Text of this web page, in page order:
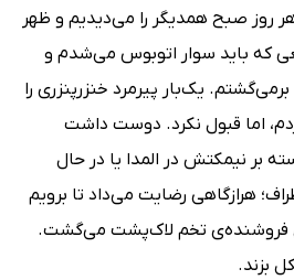
روز صبح همدیگر را می‌دیدیم و ظهر
که باید سوار اتوبوس می‌شدم و
برمی‌گشتم. یک‌بار پیرمرد خنزرپنزری را
اما قبول نکرد. دوست داشت
بر نیمکتش در المدا یا در حال
هرازگاهی رضایت می‌داد تا برویم
فروشنده‌ی تخم لاک‌پشت می‌گشت.
بزند.